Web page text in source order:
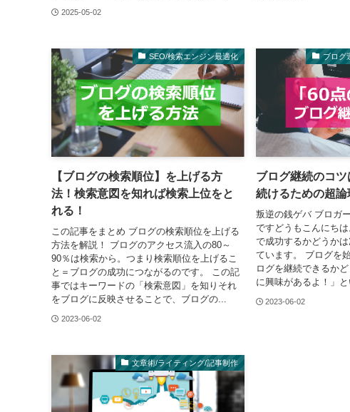
2025-05-02
SEO/検索エンジン最適化
【ブログの検索順位】を上げる方
法！検索意図を知れば検索上位をと
れる！
この記事をまとめ ブログの検索順位を上げる
方法を解説！ ブログのアクセス流入の80～
90％は検索から。つまり検索順位を上げるこ
と＝ブログの成功につながるのです。 この記
事ではキーワードの「検索意図」を知りそれ
をブログに反映させることで、ブログの...
2023-06-02
ブログ
ブログ継続のコツ
続けるための超論
叛逆の銭ゲバ ブロガ
ですどうもこんにち
で成功するかどうか
ています。 ブログを
ログを継続できるか
に興味があるよ！」と
2023-06-02
文章術/ライティング/記事制作